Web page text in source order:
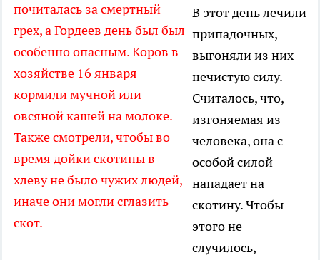
почиталась за смертный
грех, а Гордеев день был был
особенно опасным. Коров в
хозяйстве 16 января
кормили мучной или
овсяной кашей на молоке.
Также смотрели, чтобы во
время дойки скотины в
хлеву не было чужих людей,
иначе они могли сглазить
скот.
В этот день лечили
припадочных,
выгоняли из них
нечистую силу.
Считалось, что,
изгоняемая из
человека, она с
особой силой
нападает на
скотину. Чтобы
этого не
случилось,